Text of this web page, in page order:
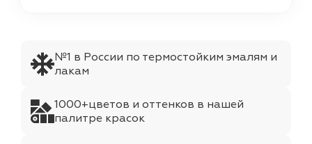
№1 в России по термостойким эмалям и
лакам
1000+цветов и оттенков в нашей
палитре красок